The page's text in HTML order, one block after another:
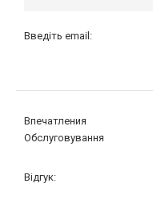
Введіть email:
Впечатления
Обслуговування
Відгук: